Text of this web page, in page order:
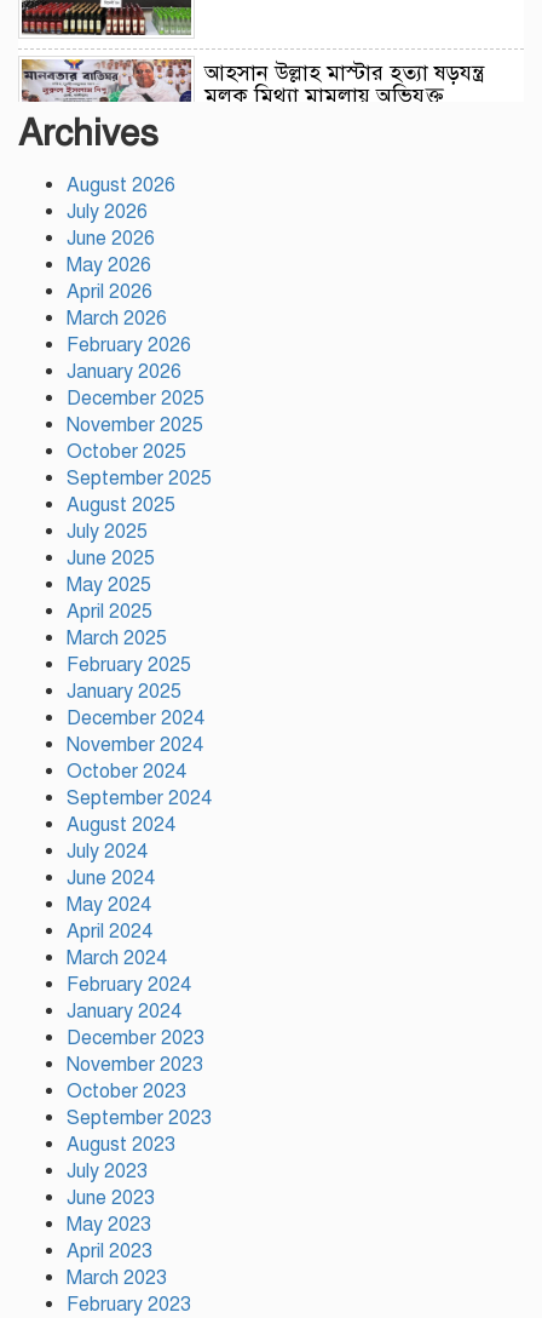
আহসান উল্লাহ মাস্টার হত্যা ষড়যন্ত্র
মূলক মিথ্যা মামলায় অভিযুক্ত
প্রতি ইউনিয়নে খেলার মাঠ ও জেলায়
Archives
August 2026
July 2026
June 2026
May 2026
April 2026
March 2026
February 2026
January 2026
December 2025
November 2025
October 2025
September 2025
August 2025
July 2025
June 2025
May 2025
April 2025
March 2025
February 2025
January 2025
December 2024
November 2024
October 2024
September 2024
August 2024
July 2024
June 2024
May 2024
April 2024
March 2024
February 2024
January 2024
December 2023
November 2023
October 2023
September 2023
August 2023
July 2023
June 2023
May 2023
April 2023
March 2023
February 2023